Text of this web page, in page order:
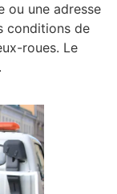
ou une adresse
conditions de
roues. Le